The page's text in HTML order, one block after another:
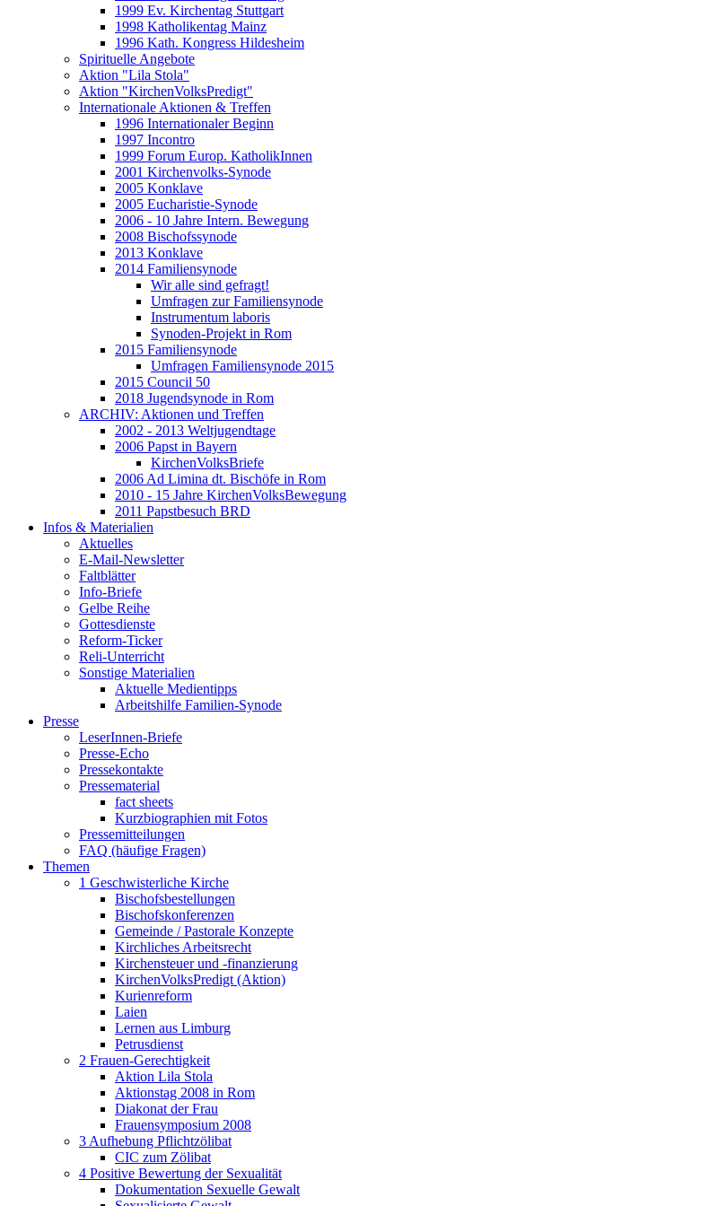
1999 Ev. Kirchentag Stuttgart
1998 Katholikentag Mainz
1996 Kath. Kongress Hildesheim
Spirituelle Angebote
Aktion "Lila Stola"
Aktion "KirchenVolksPredigt"
Internationale Aktionen & Treffen
1996 Internationaler Beginn
1997 Incontro
1999 Forum Europ. KatholikInnen
2001 Kirchenvolks-Synode
2005 Konklave
2005 Eucharistie-Synode
2006 - 10 Jahre Intern. Bewegung
2008 Bischofssynode
2013 Konklave
2014 Familiensynode
Wir alle sind gefragt!
Umfragen zur Familiensynode
Instrumentum laboris
Synoden-Projekt in Rom
2015 Familiensynode
Umfragen Familiensynode 2015
2015 Council 50
2018 Jugendsynode in Rom
ARCHIV: Aktionen und Treffen
2002 - 2013 Weltjugendtage
2006 Papst in Bayern
KirchenVolksBriefe
2006 Ad Limina dt. Bischöfe in Rom
2010 - 15 Jahre KirchenVolksBewegung
2011 Papstbesuch BRD
Infos & Materialien
Aktuelles
E-Mail-Newsletter
Faltblätter
Info-Briefe
Gelbe Reihe
Gottesdienste
Reform-Ticker
Reli-Unterricht
Sonstige Materialien
Aktuelle Medientipps
Arbeitshilfe Familien-Synode
Presse
LeserInnen-Briefe
Presse-Echo
Pressekontakte
Pressematerial
fact sheets
Kurzbiographien mit Fotos
Pressemitteilungen
FAQ (häufige Fragen)
Themen
1 Geschwisterliche Kirche
Bischofsbestellungen
Bischofskonferenzen
Gemeinde / Pastorale Konzepte
Kirchliches Arbeitsrecht
Kirchensteuer und -finanzierung
KirchenVolksPredigt (Aktion)
Kurienreform
Laien
Lernen aus Limburg
Petrusdienst
2 Frauen-Gerechtigkeit
Aktion Lila Stola
Aktionstag 2008 in Rom
Diakonat der Frau
Frauensymposium 2008
3 Aufhebung Pflichtzölibat
CIC zum Zölibat
4 Positive Bewertung der Sexualität
Dokumentation Sexuelle Gewalt